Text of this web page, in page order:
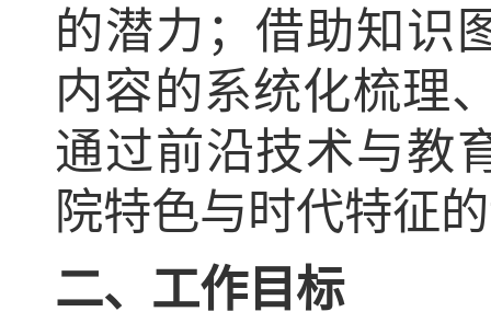
的潜力；借助知识
内容的系统化梳理
通过前沿技术与教
院特色与时代特征
二、工作目标